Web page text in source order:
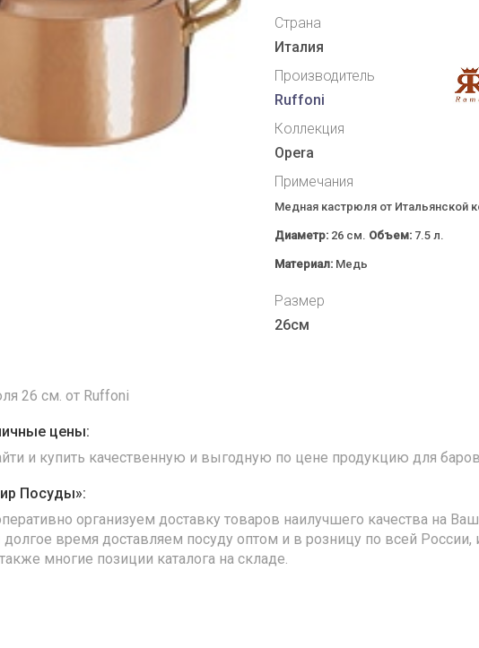
Страна
Италия
Производитель
Ruffoni
Коллекция
Opera
Примечания
Медная кастрюля от Итальянской
Диаметр: 26 см. Объем: 7.5 л.
Материал: Медь
Размер
26см
26 см. от Ruffoni
цены:
и купить качественную и выгодную по цене продукцию для
Посуды»:
организуем доставку товаров наилучшего качества на
время доставляем посуду оптом и в розницу по всей
многие позиции каталога на складе.